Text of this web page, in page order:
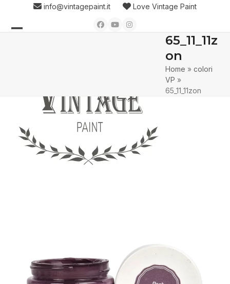
content
info@vintagepaint.it Love Vintage Paint
Facebook
YouTubeInstagram
65_11_11z
on
Home »colori
VP »
65_11_11zon